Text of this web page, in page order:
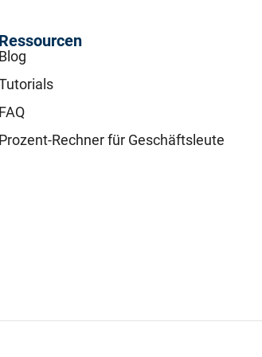
Ressourcen
Blog
FAQ
Prozent-Rechner für Geschäftsleute